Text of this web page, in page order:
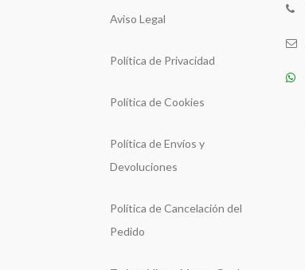
Aviso Legal
Política de Privacidad
Política de Cookies
Política de Envíos y
Devoluciones
Política de Cancelación del
Pedido